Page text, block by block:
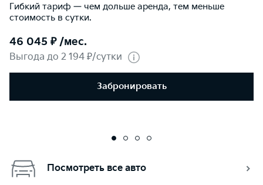
Гибкий тариф — чем дольше аренда, тем меньше
стоимость в сутки.
46 045 ₽ /мес.
Выгода до 2 194 ₽/сутки
Забронировать
Посмотреть все авто